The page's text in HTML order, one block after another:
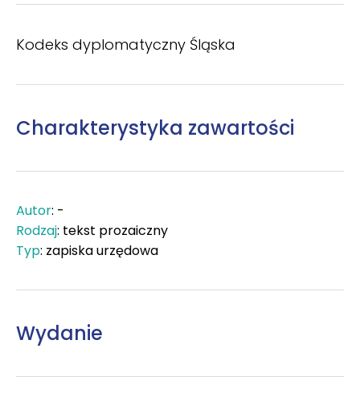
Kodeks dyplomatyczny Śląska
Charakterystyka zawartości
Autor: -
Rodzaj: tekst prozaiczny
Typ: zapiska urzędowa
Wydanie